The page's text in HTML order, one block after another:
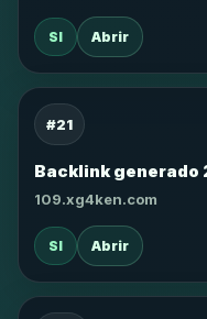
SI Abrir
#21
Backlink generado
109.xg4ken.com
SI Abrir